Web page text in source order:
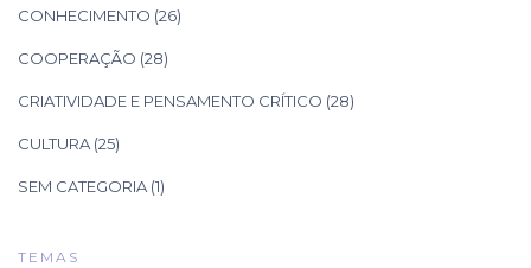
CONHECIMENTO (26)
COOPERAÇÃO (28)
CRIATIVIDADE E PENSAMENTO CRÍTICO (28)
CULTURA (25)
SEM CATEGORIA (1)
TEMAS